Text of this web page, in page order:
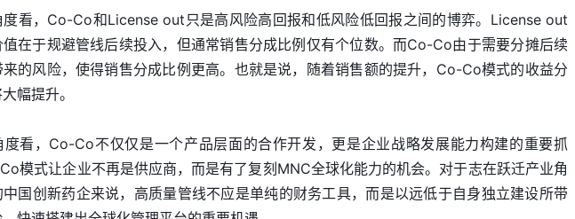
度看，Co-Co和License out只是高风险高回报和低风险低回报之间的博弈。License out
值在于规避管线后续投入，但通常销售分成比例仅有个位数。而Co-Co由于需要分摊后续
来的风险，使得销售分成比例更高。也就是说，随着销售额的提升，Co-Co模式的收益分
幅提升。
度看，Co-Co不仅仅是一个产品层面的合作开发，更是企业战略发展能力构建的重要抓
模式让企业不再是供应商，而是有了复刻MNC全球化能力的机会。对于志在跃迁产业角
国创新药企来说，高质量管线不应是单纯的财务工具，而是以远低于自身独立建设所带